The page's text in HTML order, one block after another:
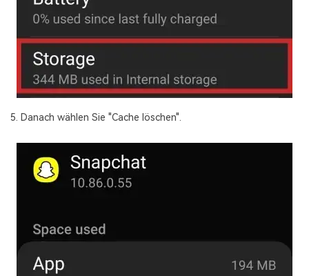
5. Danach wählen Sie "Cache löschen".